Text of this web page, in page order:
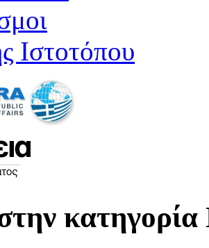
Ιστοτόπου
κατηγορία